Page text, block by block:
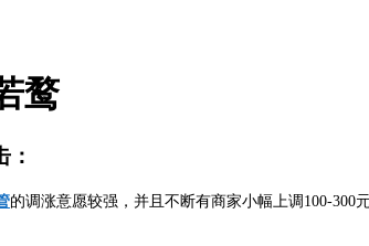
鹜
：
的调涨意愿较强，并且不断有商家小幅上调100-300